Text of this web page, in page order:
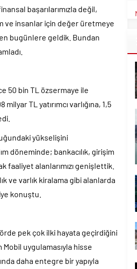
başarılarımızla değil,
ve insanlar için değer üretmeye
bugünlere geldik. Bundan
50 bin TL özsermaye ile
TL yatırımcı varlığına, 1,5
yükselişini
döneminde; bankacılık, girişim
faaliyet alanlarımızı genişlettik.
ve varlık kiralama gibi alanlarda
konuştu.
pek çok ilki hayata geçirdiğini
Mobil uygulamasıyla hisse
daha entegre bir yapıyla